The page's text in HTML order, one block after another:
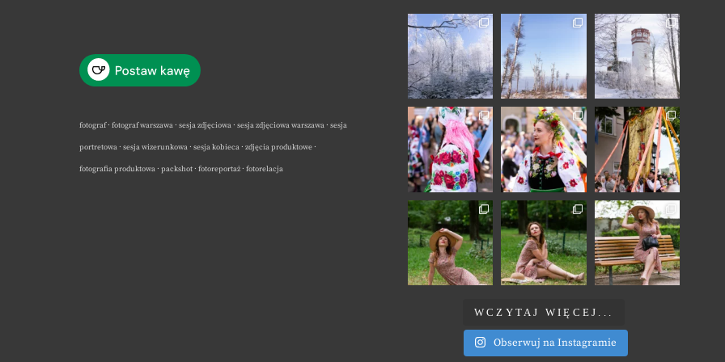
fotograf · fotograf warszawa · sesja zdjęciowa · sesja zdjęciowa warszawa · sesja
portretowa · sesja wizerunkowa · sesja kobieca · zdjęcia produktowe ·
fotografia produktowa · packshot · fotoreportaż · fotorelacja
WCZYTAJ WIĘCEJ...
Obserwuj na Instagramie